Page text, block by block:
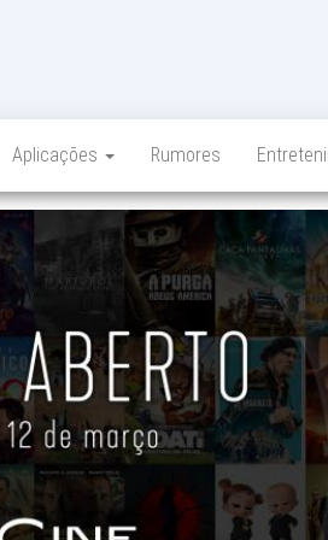
Aplicações Rumores